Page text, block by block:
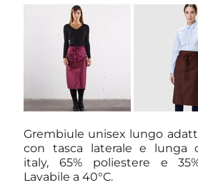
Grembiule unisex lungo
con tasca laterale e lunga
italy, 65% poliestere e
Lavabile a 40°C.